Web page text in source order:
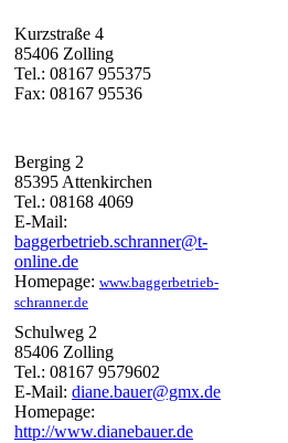
Kurzstraße 4
85406 Zolling
Tel.: 08167 955375
Fax: 08167 95536
Berging 2
85395 Attenkirchen
Tel.: 08168 4069
E-Mail:
baggerbetrieb.schranner@t-
online.de
Homepage: www.baggerbetrieb-
schranner.de
Schulweg 2
85406 Zolling
Tel.: 08167 9579602
E-Mail: diane.bauer@gmx.de
Homepage:
http://www.dianebauer.de